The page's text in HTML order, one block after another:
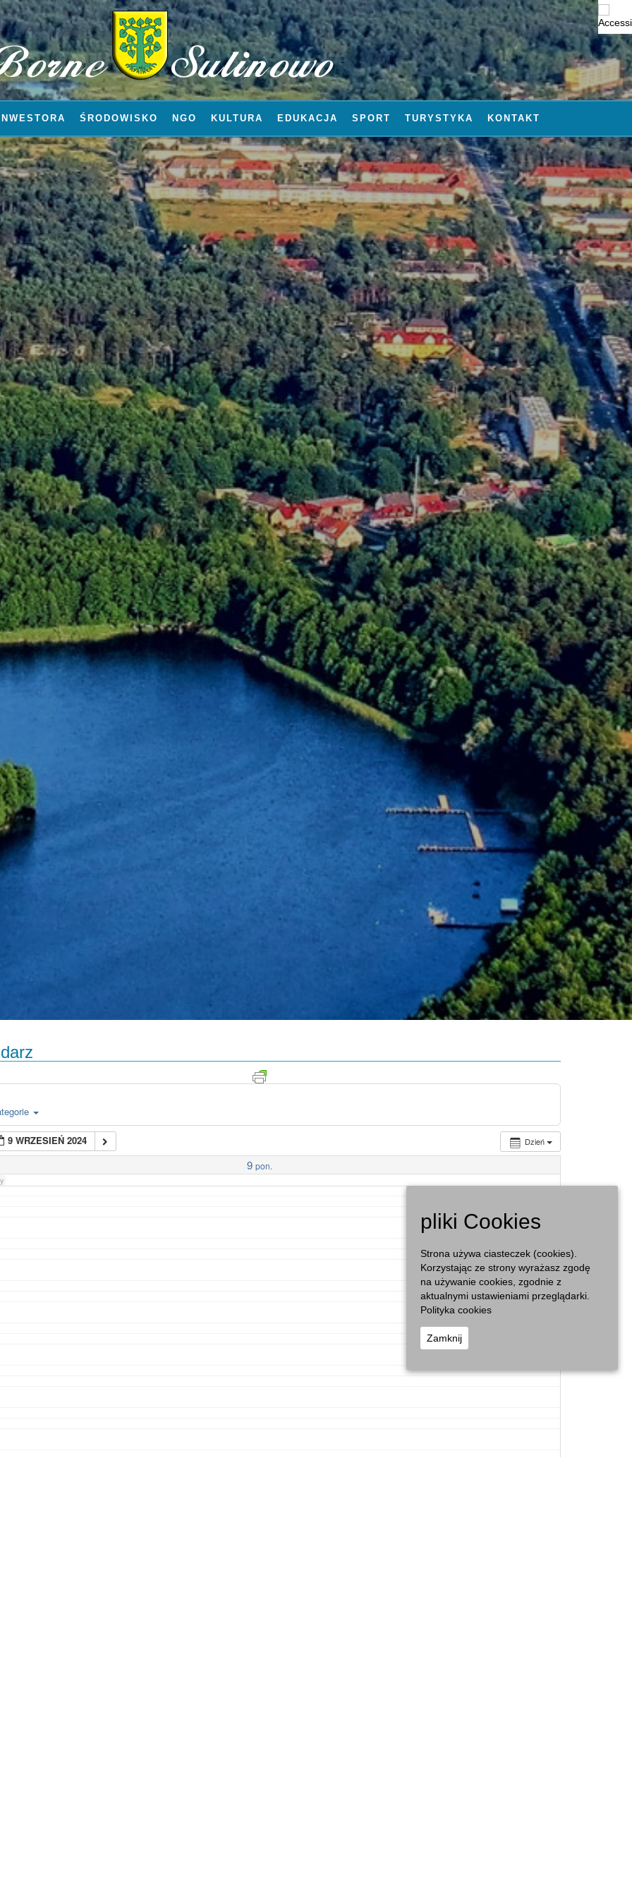
ŚRODOWISKO NGO KULTURA EDUKACJA SPORT TURYSTYKA KONTAKT
Dzień
9 WRZESIEŃ 2024
9 pon.
pliki Cookies
Strona używa ciasteczek (cookies).
Korzystając ze strony wyrażasz zgodę
na używanie cookies, zgodnie z
aktualnymi ustawieniami przeglądarki.
Polityka cookies
Zamknij